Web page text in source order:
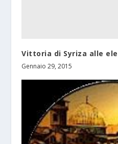
Vittoria di Syriza alle
Gennaio 29, 2015